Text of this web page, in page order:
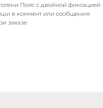
Пояс с двойной фиксацией
в коммент или сообщения
заказе